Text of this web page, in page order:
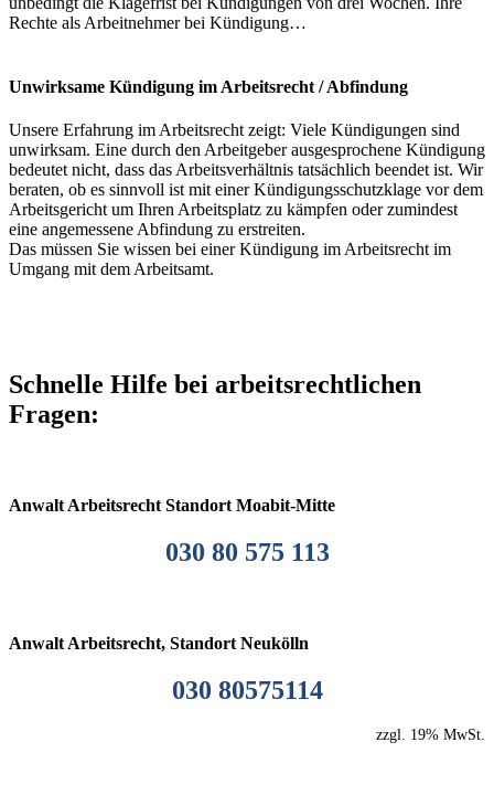
Rechte als Arbeitnehmer bei Kündigung…
Unwirksame Kündigung im Arbeitsrecht / Abfindung
Unsere Erfahrung im Arbeitsrecht zeigt: Viele Kündigungen sind
unwirksam. Eine durch den Arbeitgeber ausgesprochene Kündigung
bedeutet nicht, dass das Arbeitsverhältnis tatsächlich beendet ist. Wir
beraten, ob es sinnvoll ist mit einer Kündigungsschutzklage vor dem
Arbeitsgericht um Ihren Arbeitsplatz zu kämpfen oder zumindest
eine angemessene Abfindung zu erstreiten.
Das müssen Sie wissen bei einer Kündigung im Arbeitsrecht im
Umgang mit dem Arbeitsamt.
Schnelle Hilfe bei arbeitsrechtlichen
Fragen:
Anwalt Arbeitsrecht Standort Moabit-Mitte
030 80 575 113
Anwalt Arbeitsrecht, Standort Neukölln
030 80575114
zzgl. 19% MwSt.